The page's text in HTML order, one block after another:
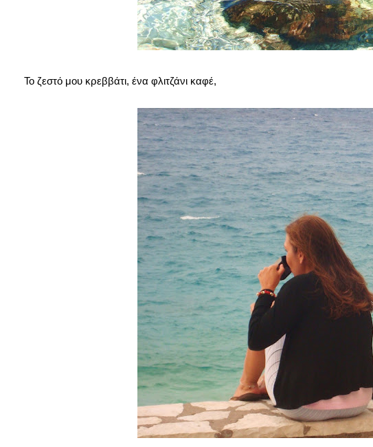
Το ζεστό μου κρεββάτι, ένα φλιτζάνι καφέ,